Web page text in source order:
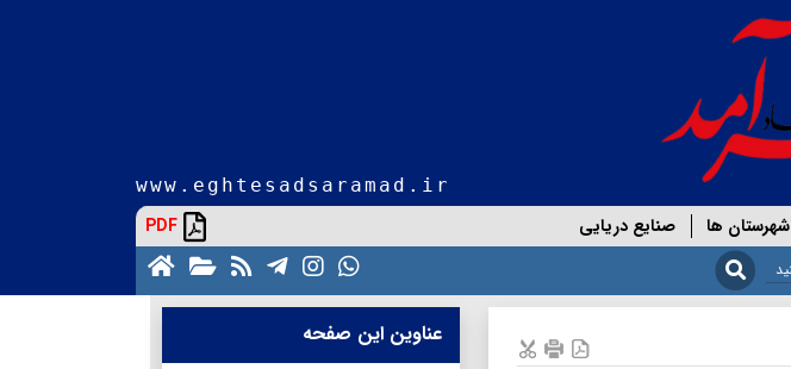
www.eghtesadsaramad.ir
شهرستان ها صنایع دریایی PDF
عناوین این صفحه